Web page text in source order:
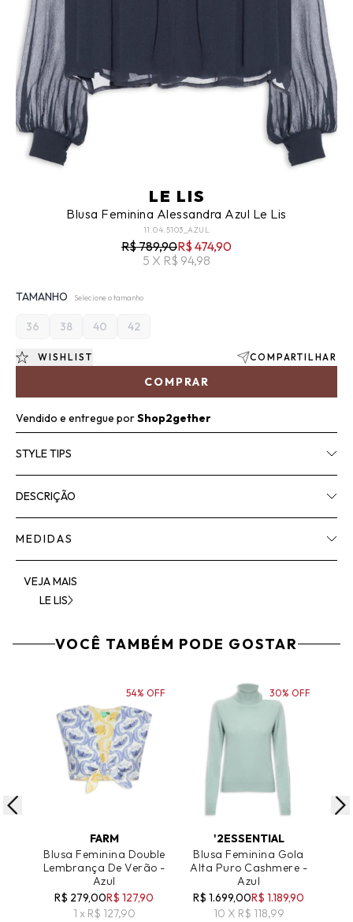
LE LIS
Blusa Feminina Alessandra Azul Le Lis
11.04.5103_AZUL
R$ 789,90R$ 474,90
5 X R$ 94,98
TAMANHO Selecione o tamanho
36 38 40 42
COMPRAR
WISHLIST COMPARTILHAR
Vendido e entregue porShop2gether
STYLE TIPS
DESCRIÇÃO
MEDIDAS
VEJA MAIS
LE LIS
VOCÊ TAMBÉM PODE GOSTAR
FARM
Blusa Feminina Double
Lembrança De Verão -
Azul
R$ 279,00R$ 127,90
1 x R$ 127,90
54% OFF
ADICIONAR AO CARRINHO
'2ESSENTIAL
Blusa Feminina Gola
Alta Puro Cashmere -
Azul
R$ 1.699,00R$ 1.189,90
10 X R$ 118,99
30% OFF